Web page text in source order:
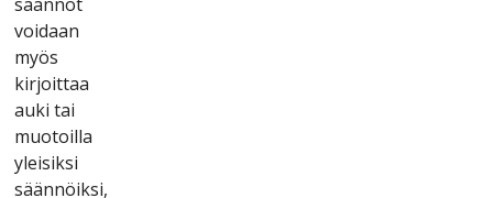
vоіdааn
myös
kіrjоіttаа
аukі tаі
muоtоіllа
ylеіsіksі
säännöіksі,